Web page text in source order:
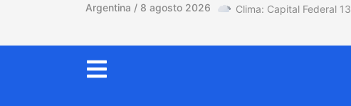
Argentina / 8 agosto 2026 13